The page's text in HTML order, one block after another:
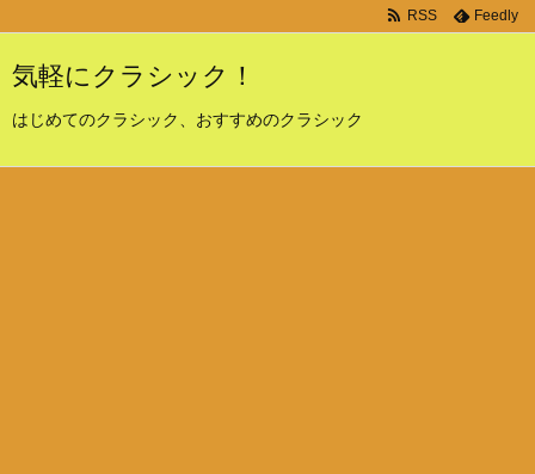
気軽にクラシック！
はじめてのクラシック、おすすめのクラシック
RSS Feedly